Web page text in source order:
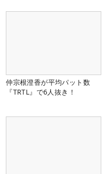
仲宗根澄香が平均パット数
『TRTL』で6人抜き！